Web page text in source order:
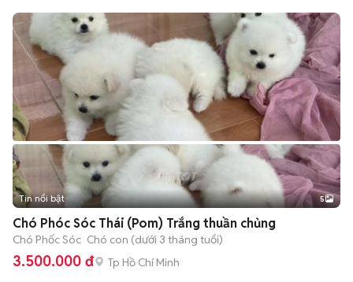
Tin nổi bật 5
Chó Phóc Sóc Thái (Pom) Trắng thuần chủng
Chó Phốc Sóc Chó con (dưới 3 tháng tuổi)
3.500.000 đ Tp Hồ Chí Minh